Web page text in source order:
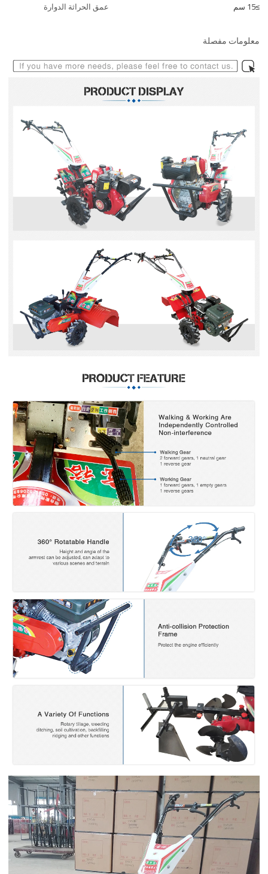
عمق الحراثة الدوارة
≥15 سم
معلومات مفصلة